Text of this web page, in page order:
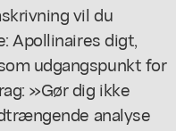
vil du
Apollinaires digt,
udgangspunkt for
»Gør dig ikke
analyse